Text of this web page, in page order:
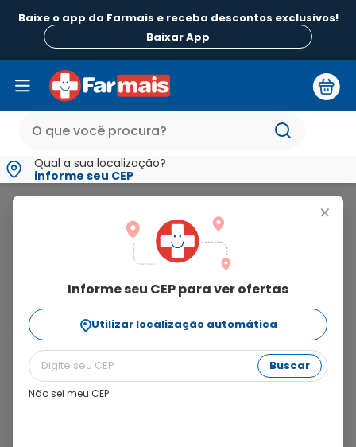
Baixe o app da Farmais e receba descontos exclusivos!
Baixar App
Qual a sua localização?
informe seu CEP
+
Informe seu CEP para ver ofertas
Utilizar localização automática
Buscar
Não sei meu CEP
blau
farmacêutica
Ordenar Por
relevância
78%